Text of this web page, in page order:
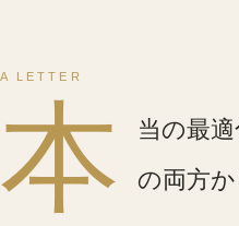
A LETTER
本
当の最
の両方か